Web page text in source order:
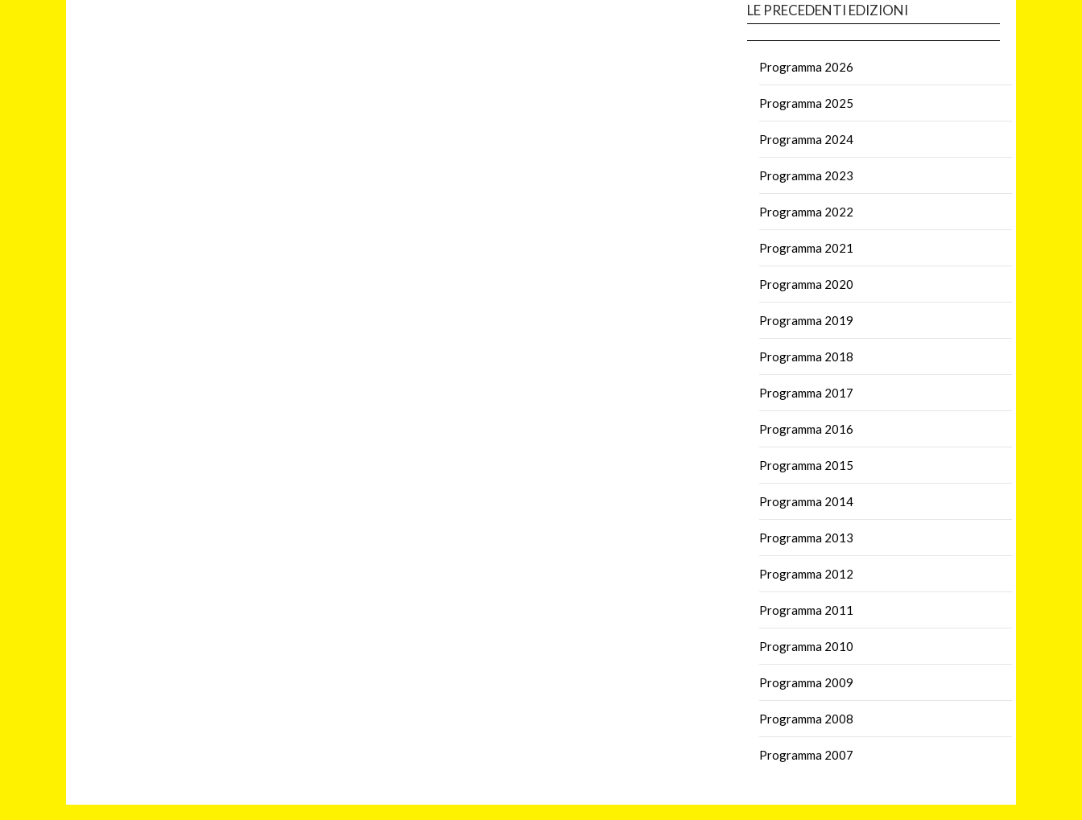
LE PRECEDENTI EDIZIONI
Programma 2026
Programma 2025
Programma 2024
Programma 2023
Programma 2022
Programma 2021
Programma 2020
Programma 2019
Programma 2018
Programma 2017
Programma 2016
Programma 2015
Programma 2014
Programma 2013
Programma 2012
Programma 2011
Programma 2010
Programma 2009
Programma 2008
Programma 2007